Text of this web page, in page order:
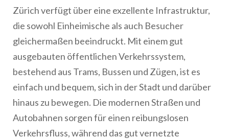
Zürich verfügt über eine exzellente Infrastruktur,
die sowohl Einheimische als auch Besucher
gleichermaßen beeindruckt. Mit einem gut
ausgebauten öffentlichen Verkehrssystem,
bestehend aus Trams, Bussen und Zügen, ist es
einfach und bequem, sich in der Stadt und darüber
hinaus zu bewegen. Die modernen Straßen und
Autobahnen sorgen für einen reibungslosen
Verkehrsfluss, während das gut vernetzte